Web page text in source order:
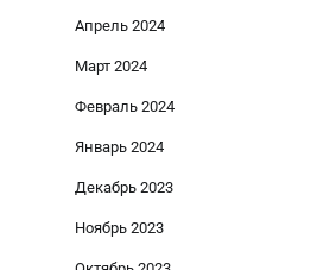
Апрель 2024
Март 2024
Февраль 2024
Январь 2024
Декабрь 2023
Ноябрь 2023